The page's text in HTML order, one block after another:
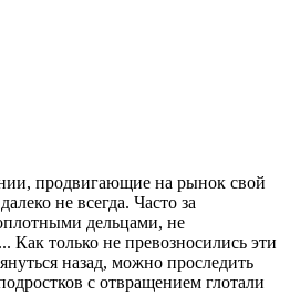
продвигающие на рынок свой
не всегда. Часто за
дельцами, не
только не превозносились эти
назад, можно проследить
с отвращением глотали